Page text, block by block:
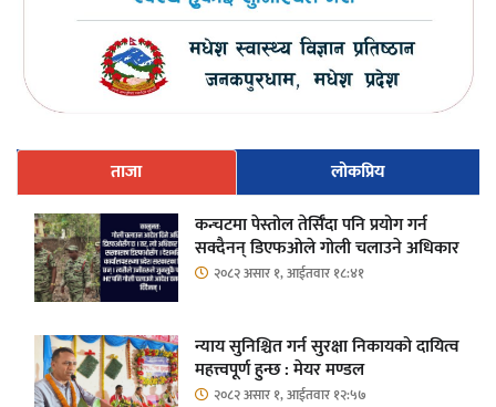
ताजा
लोकप्रिय
कन्चटमा पेस्तोल तेर्सिँदा पनि प्रयोग गर्न
सक्दैनन् डिएफओले गोली चलाउने अधिकार
२०८२ असार १, आईतवार १८:४१
न्याय सुनिश्चित गर्न सुरक्षा निकायको दायित्व
महत्त्वपूर्ण हुन्छ : मेयर मण्डल
२०८२ असार १, आईतवार १२:५७